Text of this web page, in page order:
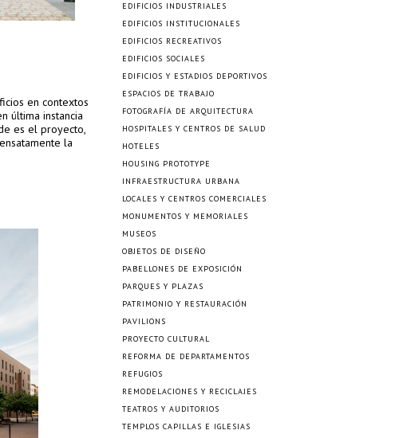
en contextos
última instancia
es el proyecto,
la
EDIFICIOS INDUSTRIALES
EDIFICIOS INSTITUCIONALES
EDIFICIOS RECREATIVOS
EDIFICIOS SOCIALES
EDIFICIOS Y ESTADIOS DEPORTIVOS
ESPACIOS DE TRABAJO
FOTOGRAFÍA DE ARQUITECTURA
HOSPITALES Y CENTROS DE SALUD
HOTELES
HOUSING PROTOTYPE
INFRAESTRUCTURA URBANA
LOCALES Y CENTROS COMERCIALES
MONUMENTOS Y MEMORIALES
MUSEOS
OBJETOS DE DISEÑO
PABELLONES DE EXPOSICIÓN
PARQUES Y PLAZAS
PATRIMONIO Y RESTAURACIÓN
PAVILIONS
PROYECTO CULTURAL
REFORMA DE DEPARTAMENTOS
REFUGIOS
REMODELACIONES Y RECICLAJES
TEATROS Y AUDITORIOS
TEMPLOS CAPILLAS E IGLESIAS